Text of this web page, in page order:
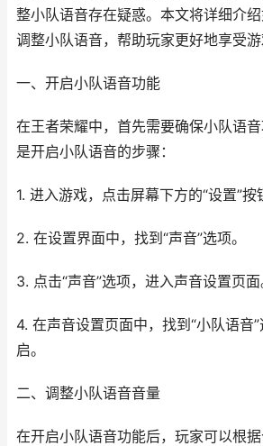
整小队语音存在疑惑。本文将详细介
调整小队语音，帮助玩家更好地享受游
一、开启小队语音功能
在王者荣耀中，首先需要确保小队语
是开启小队语音的步骤：
1. 进入游戏，点击屏幕下方的“设置”按
2. 在设置界面中，找到“声音”选项。
3. 点击“声音”选项，进入声音设置页面
4. 在声音设置页面中，找到“小队语音
启。
二、调整小队语音音量
在开启小队语音功能后，玩家可以根